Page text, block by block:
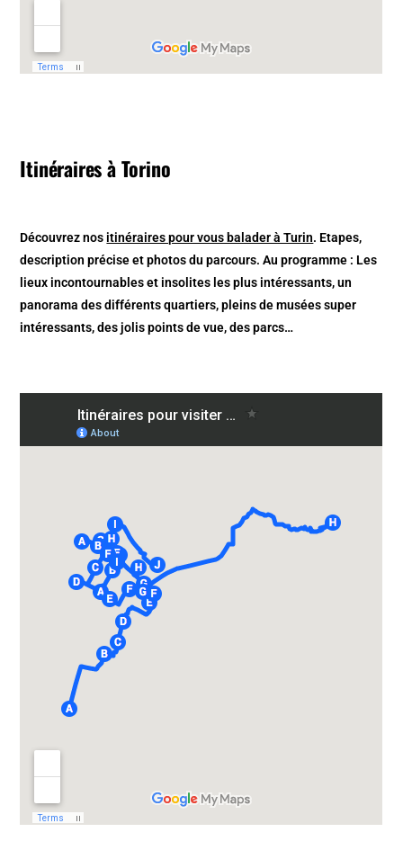
Itinéraires à Torino
Découvrez nos itinéraires pour vous balader à Turin. Etapes,
description précise et photos du parcours. Au programme : Les
lieux incontournables et insolites les plus intéressants, un
panorama des différents quartiers, pleins de musées super
intéressants, des jolis points de vue, des parcs…